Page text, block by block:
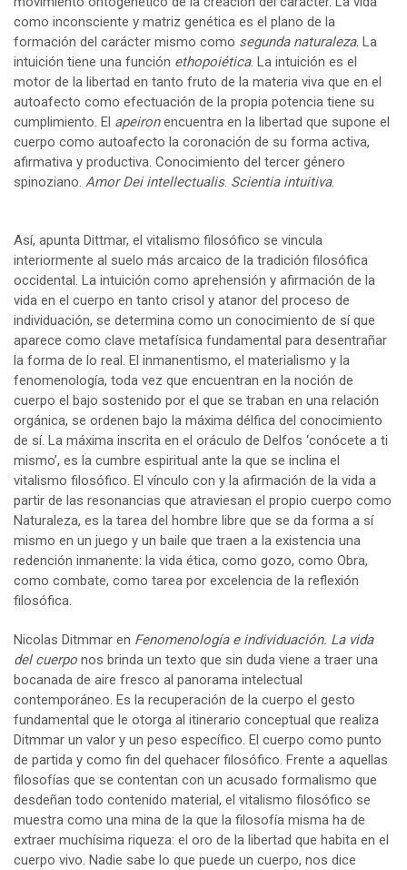
como inconsciente y matriz genética es el plano de la
formación del carácter mismo como segunda naturaleza. La
intuición tiene una función ethopoiética. La intuición es el
motor de la libertad en tanto fruto de la materia viva que en el
autoafecto como efectuación de la propia potencia tiene su
cumplimiento. El apeironencuentra en la libertad que supone el
cuerpo como autoafecto la coronación de su forma activa,
afirmativa y productiva. Conocimiento del tercer género
spinoziano. Amor Dei intellectualis. Scientia intuitiva.
Así, apunta Dittmar, el vitalismo filosófico se vincula
interiormente al suelo más arcaico de la tradición filosófica
occidental. La intuición como aprehensión y afirmación de la
vida en el cuerpo en tanto crisol y atanor del proceso de
individuación, se determina como un conocimiento de sí que
aparece como clave metafísica fundamental para desentrañar
la forma de lo real. El inmanentismo, el materialismo y la
fenomenología, toda vez que encuentran en la noción de
cuerpo el bajo sostenido por el que se traban en una relación
orgánica, se ordenen bajo la máxima délfica del conocimiento
de sí. La máxima inscrita en el oráculo de Delfos ‘conócete a ti
mismo’, es la cumbre espiritual ante la que se inclina el
vitalismo filosófico. El vínculo con y la afirmación de la vida a
partir de las resonancias que atraviesan el propio cuerpo como
Naturaleza, es la tarea del hombre libre que se da forma a sí
mismo en un juego y un baile que traen a la existencia una
redención inmanente: la vida ética, como gozo, como Obra,
como combate, como tarea por excelencia de la reflexión
filosófica.
Nicolas Ditmmar en Fenomenología e individuación. La vida
del cuerpo nos brinda un texto que sin duda viene a traer una
bocanada de aire fresco al panorama intelectual
contemporáneo. Es la recuperación de la cuerpo el gesto
fundamental que le otorga al itinerario conceptual que realiza
Ditmmar un valor y un peso específico. El cuerpo como punto
de partida y como fin del quehacer filosófico. Frente a aquellas
filosofías que se contentan con un acusado formalismo que
desdeñan todo contenido material, el vitalismo filosófico se
muestra como una mina de la que la filosofía misma ha de
extraer muchísima riqueza: el oro de la libertad que habita en el
cuerpo vivo. Nadie sabe lo que puede un cuerpo, nos dice